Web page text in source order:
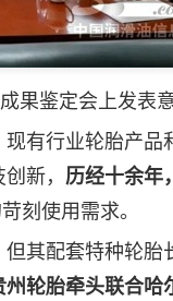
鉴定会上发表意
有行业轮胎产品
新， 历经十余年
刻使用需求。
其配套特种轮胎
州轮胎牵头联合哈